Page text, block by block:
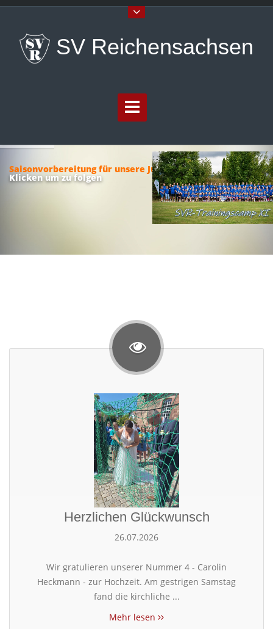
SV Reichensachsen
Saisonvorbereitung für unsere Jugend
Klicken um zu folgen
Herzlichen Glückwunsch
26.07.2026
Wir gratulieren unserer Nummer 4 - Carolin
Heckmann - zur Hochzeit. Am gestrigen Samstag
fand die kirchliche ...
Mehr lesen